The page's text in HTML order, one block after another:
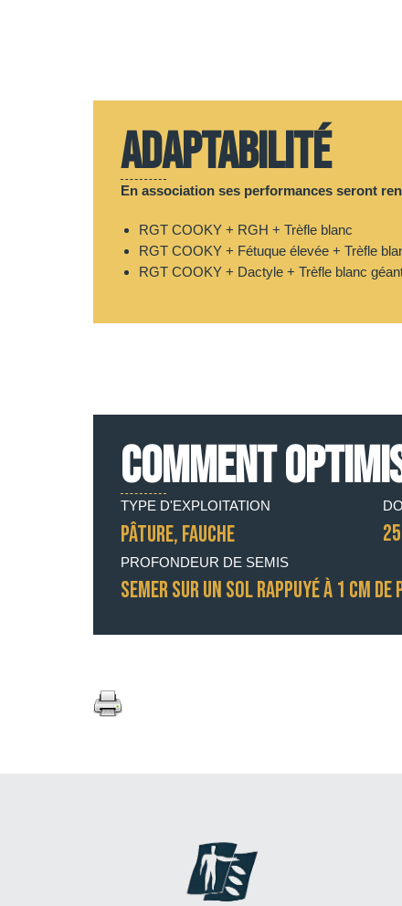
Adaptabilité
En association ses performances seront
RGT COOKY + RGH + Trèfle blanc
RGT COOKY + Fétuque élevée + Trèfle
RGT COOKY + Dactyle + Trèfle blanc
COMMENT
TYPE D'EXPLOITATION
Pâture, Fauche
PROFONDEUR DE SEMIS
SEMER SUR UN SOL RAPPUYÉ À 1 CM DE